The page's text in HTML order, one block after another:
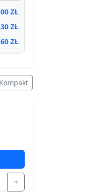
ZŁ
ZŁ
ZŁ
Kompakt
+